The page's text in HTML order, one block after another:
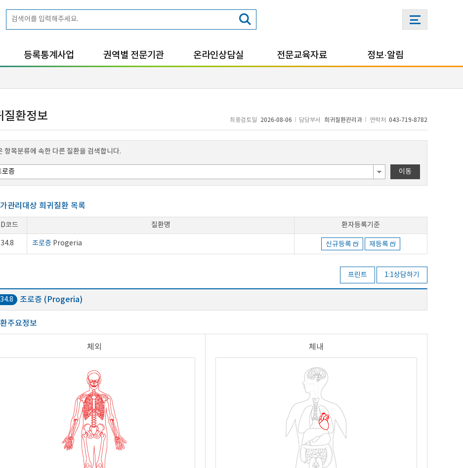
등록통계사업 권역별 전문기관 온라인상담실 전문교육자료 정보·알림
질환정보 최종검토일 2026-08-06 담당부서 희귀질환관리과 연락처 043-719-8782
항목분류에 속한 다른 질환을 검색합니다.
이동
관리대상 희귀질환 목록
코드 질환명 환자등록기준
조로증 Progeria 신규등록 재등록
프린트 1:1상담하기
조로증 (Progeria)
주요정보
체외 체내